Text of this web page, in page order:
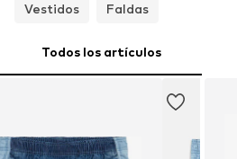
Vestidos
Faldas
Todos los artículos